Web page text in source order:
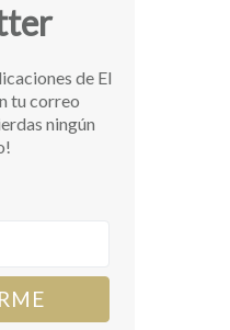
de El
tu correo
ningún